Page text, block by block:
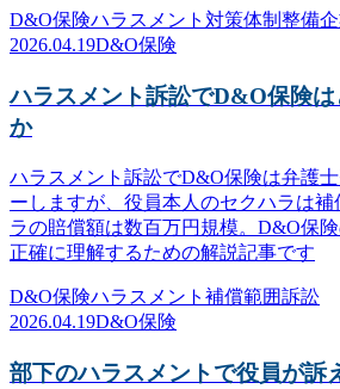
D&O保険ハラスメント対策体制整備
2026.04.19D&O保険
ハラスメント訴訟でD&O保険
か
ハラスメント訴訟でD&O保険は弁護
ーしますが、役員本人のセクハラは
ラの賠償額は数百万円規模。D&O保
正確に理解するための解説記事です
D&O保険ハラスメント 補償範囲訴訟
2026.04.19D&O保険
部下のハラスメントで役員が訴